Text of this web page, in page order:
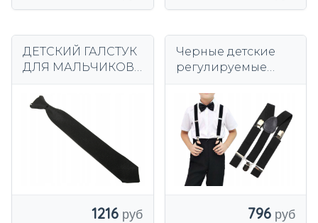
ДЕТСКИЙ ГАЛСТУК
ДЛЯ МАЛЬЧИКОВ,
ЛЕНТА, ЧЕРНЫЙ -
ЦВЕТА
1216
Черные детские
регулируемые
мальчиков
796